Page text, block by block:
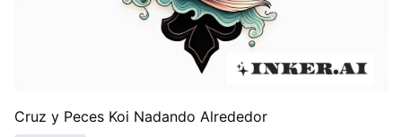
Cruz y Peces Koi Nadando Alrededor